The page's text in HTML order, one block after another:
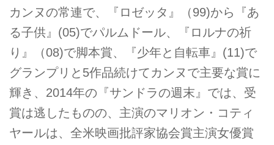
カンヌの常連で、『ロゼッタ』（99)から『あ
る子供』(05)でパルムドール、『ロルナの祈
り』（08)で脚本賞、『少年と自転車』(11)で
グランプリと5作品続けてカンヌで主要な賞に
輝き、2014年の『サンドラの週末』では、受
賞は逃したものの、主演のマリオン・コティ
ヤールは、全米映画批評家協会賞主演女優賞